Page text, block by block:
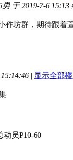
于 2019-7-6 15:13
作坊群，期待跟着
| 显示全部
动员P10-60